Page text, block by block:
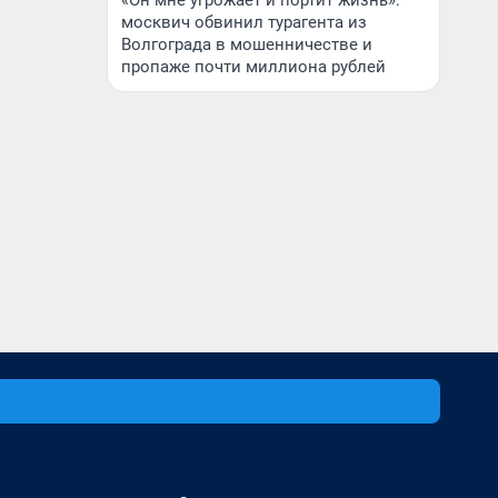
москвич обвинил турагента из
Волгограда в мошенничестве и
пропаже почти миллиона рублей